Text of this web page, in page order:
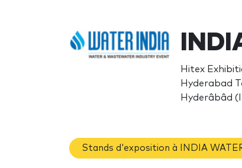
Hitex
Hyderabad
Hyderâbâd
Stands d'exposition à INDIA